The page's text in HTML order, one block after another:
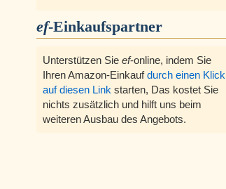
ef-Einkaufspartner
Unterstützen Sie ef-online, indem Sie
Ihren Amazon-Einkaufdurch einen Klick
auf diesen Link starten, Das kostet Sie
nichts zusätzlich und hilft uns beim
weiteren Ausbau des Angebots.